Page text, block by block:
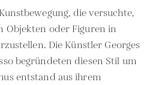
die versuchte,
Objekten oder Figuren in
Die Künstler Georges
begründeten diesen Stil um
entstand aus ihrem